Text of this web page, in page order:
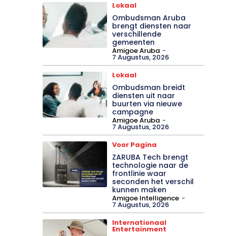
Lokaal
Ombudsman Aruba
brengt diensten naar
verschillende
gemeenten
Amigoe Aruba -
7 Augustus, 2026
Lokaal
Ombudsman breidt
diensten uit naar
buurten via nieuwe
campagne
Amigoe Aruba -
7 Augustus, 2026
Voor Pagina
ZARUBA Tech brengt
technologie naar de
frontlinie waar
seconden het verschil
kunnen maken
Amigoe Intelligence -
7 Augustus, 2026
Internationaal
Entertainment